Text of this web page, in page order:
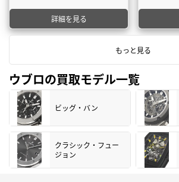
詳細を見る
もっと見る
ウブロの買取モデル一覧
ビッグ・バン
クラシック・フュー
ジョン